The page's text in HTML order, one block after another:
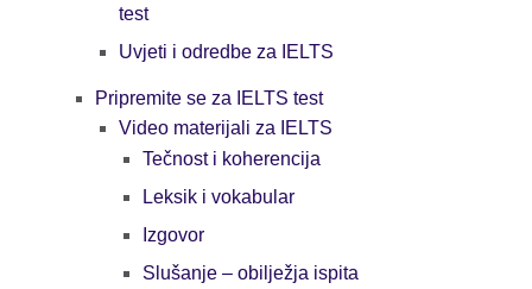
test
Uvjeti i odredbe za IELTS
Pripremite se za IELTS test
Video materijali za IELTS
Tečnost i koherencija
Leksik i vokabular
Izgovor
Slušanje – obilježja ispita